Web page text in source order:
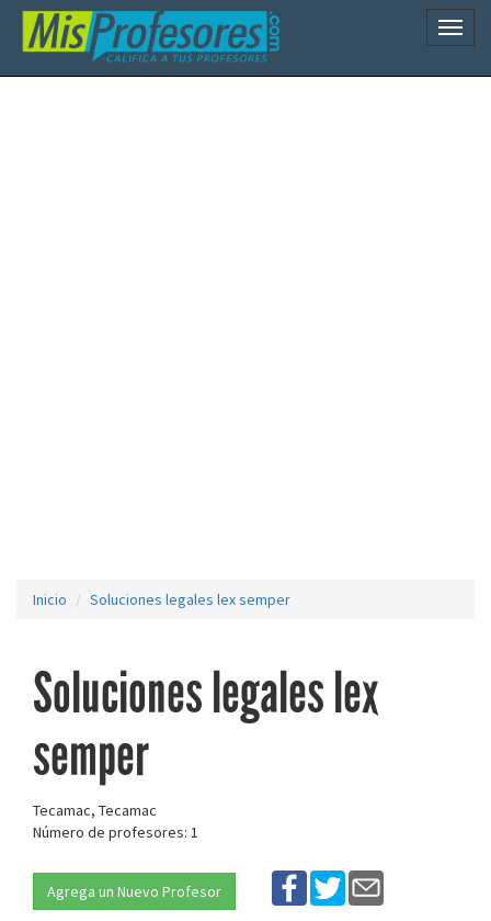
Inicio Soluciones legales lex semper
Soluciones legales lex
semper
Tecamac, Tecamac
Número de profesores: 1
Agrega un Nuevo Profesor